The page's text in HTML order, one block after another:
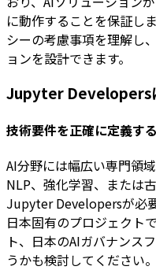
に動作することを保証し
シーの考慮事項を理解し
ョンを設計できます。
Jupyter Developers
技術要件を正確に定義する
AI分野には幅広い専門領
NLP、強化学習、または
Jupyter Developersが必
日本固有のプロジェクト
ト、日本のAIガバナンス
うかも検討してください。